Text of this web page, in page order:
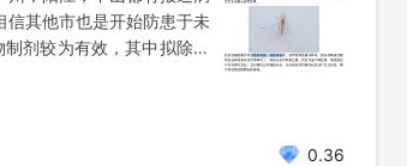
其他市也是开始防患于未
剂较为有效，其中拟除虫
毒的特点。这类药物通过
0.36